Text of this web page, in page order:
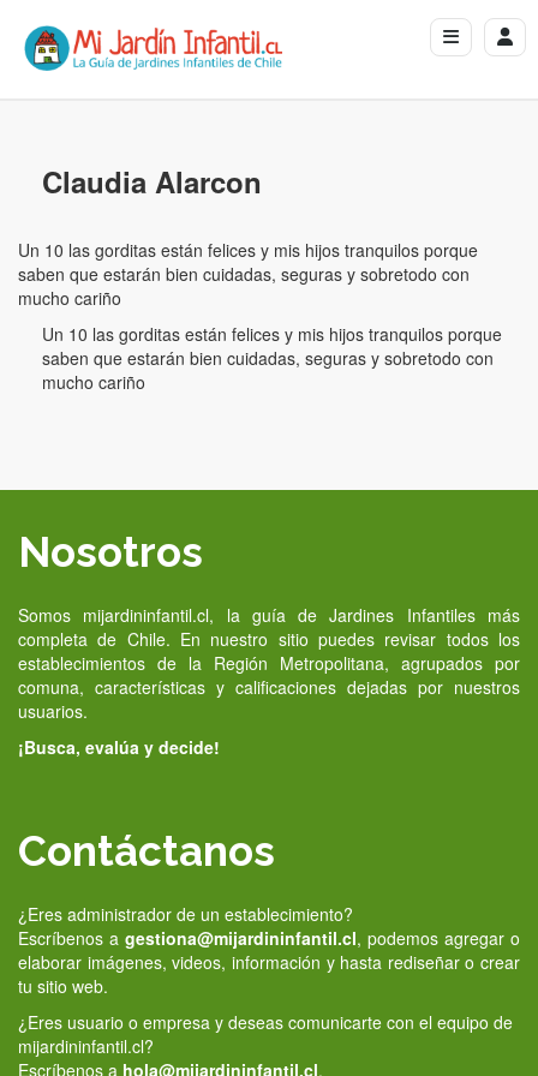
Claudia Alarcon
Un 10 las gorditas están felices y mis hijos tranquilos porque
saben que estarán bien cuidadas, seguras y sobretodo con
mucho cariño
Un 10 las gorditas están felices y mis hijos tranquilos porque
saben que estarán bien cuidadas, seguras y sobretodo con
mucho cariño
Nosotros
Somos mijardininfantil.cl, la guía de Jardines Infantiles más
completa de Chile. En nuestro sitio puedes revisar todos los
establecimientos de la Región Metropolitana, agrupados por
comuna, características y calificaciones dejadas por nuestros
usuarios.
¡Busca, evalúa y decide!
Contáctanos
¿Eres administrador de un establecimiento?
Escríbenos a gestiona@mijardininfantil.cl, podemos agregar o
elaborar imágenes, videos, información y hasta rediseñar o crear
tu sitio web.
¿Eres usuario o empresa y deseas comunicarte con el equipo de
mijardininfantil.cl?
Escríbenos a hola@mijardininfantil.cl.